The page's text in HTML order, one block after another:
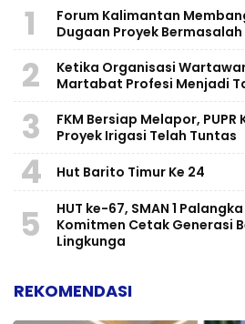
1
Forum Kalimantan
Dugaan Proyek Bermasalah
2
Ketika Organisasi
Martabat Profesi Menjadi
3
FKM Bersiap Melapor,
Proyek Irigasi Telah Tuntas
4 Hut Barito Timur Ke 24
5
HUT ke-67, SMAN 1
Komitmen Cetak Generasi
Lingkunga
REKOMENDASI